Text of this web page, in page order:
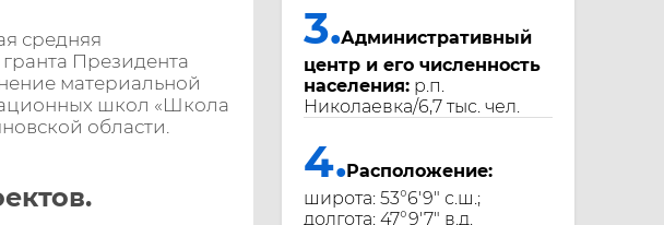
средняя
Президента
материальной
школ «Школа
области.
3.Административный
центр и его численность
населения: р.п.
Николаевка/6,7 тыс. чел.
4.Расположение:
широта: 53°6′9″ с.ш.;
долгота: 47°9′7″ в.д.